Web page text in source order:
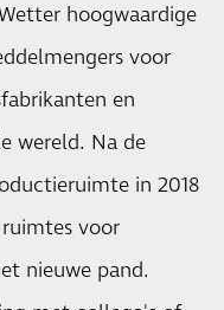
hoogwaardige
voor
en
wereld. Na de
in 2018
voor
nieuwe pand.